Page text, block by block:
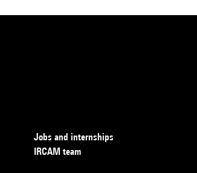
Jobs and internships
IRCAM team